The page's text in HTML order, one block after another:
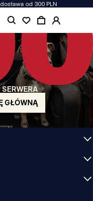
od 300 PLN
GŁÓWNĄ
na kompromis w kwestiach
i dbałości o detal.
lat 90-tych XX wieku. Nasz styl jest
i uparci indywidualiści.